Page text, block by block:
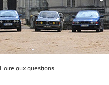
Foire aux questions